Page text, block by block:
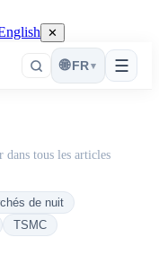
✕
☰
🌐 FR ▾
dans tous les articles
de nuit
TSMC